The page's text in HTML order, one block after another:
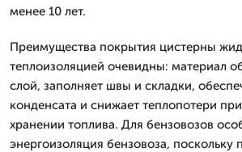
менее 10 лет.
Преимущества покрытия цистерны
теплоизоляцией очевидны: материал
слой, заполняет швы и складки,
конденсата и снижает теплопотери
хранении топлива. Для бензовозов
энергоизоляция бензовоза, поскольку